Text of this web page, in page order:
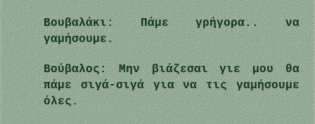
Βουβαλάκι: Πάμε γρήγορα.. να
γαμήσουμε.
Βούβαλος: Μην βιάζεσαι γιε μου θα
πάμε σιγά-σιγά για να τις γαμήσουμε
όλες.